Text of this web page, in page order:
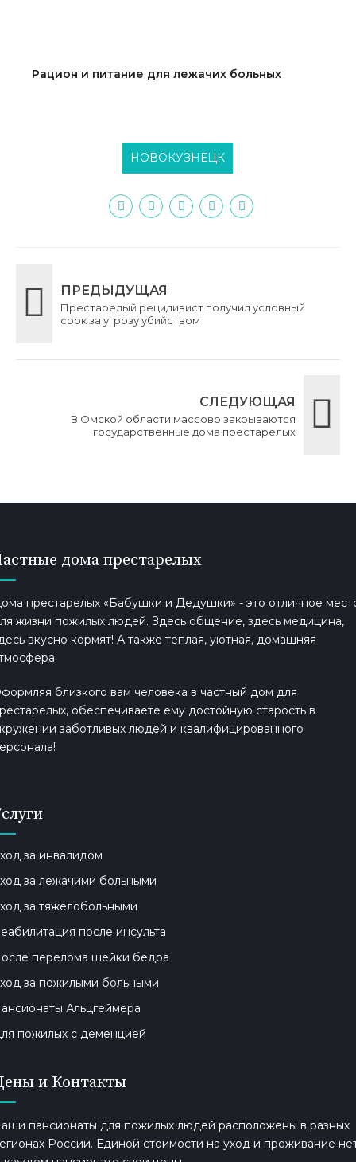
Рацион и питание для лежачих больных
НОВОКУЗНЕЦК
ПРЕДЫДУЩАЯ
Престарелый рецидивист получил условный
срок за угрозу убийством
СЛЕДУЮЩАЯ
В Омской области массово закрываются
государственные дома престарелых
дома престарелых
престарелых «Бабушки и Дедушки» - это отличное
жизни пожилых людей. Здесь общение, здесь медицина,
вкусно кормят! А также теплая, уютная, домашняя
близкого вам человека в частный дом для
обеспечиваете ему достойную старость в
заботливых людей и квалифицированного
за инвалидом
за лежачими больными
за тяжелобольными
после инсульта
перелома шейки бедра
за пожилыми больными
Альцгеймера
пожилых с деменцией
и Контакты
пансионаты для пожилых людей расположены в разных
России. Единой стоимости на уход и проживание